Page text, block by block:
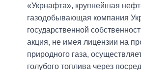
«Укрнафта», крупнейшая
газодобывающая компания
государственной
акция, не имея лицензии на
природного газа,
голубого топлива через